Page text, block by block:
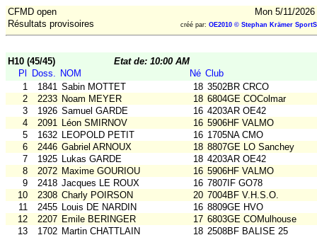
CFMD open
Mon 5/11/
Résultats provisoires
créé par: OE2010 © Stephan Krämer
H10 (45/45)
Etat de: 10:00 AM
Pl
Doss. NOM Né Club
1
1841 Sabin MOTTET 18 3502BR CRCO
2
2233 Noam MEYER 18 6804GE COColmar
3
1926 Samuel GARDE 16 4203AR OE42
4
2091 Léon SMIRNOV 16 5906HF VALMO
5
1632 LEOPOLD PETIT 16 1705NA CMO
6
2446 Gabriel ARNOUX 18 8807GE LO Sanchey
7
1925 Lukas GARDE 18 4203AR OE42
8
2072 Maxime GOURIOU 16 5906HF VALMO
9
2418 Jacques LE ROUX 16 7807IF GO78
10
2308 Charly POIRSON 20 7004BF V.H.S.O.
11
2455 Louis DE NARDIN 16 8809GE HVO
12
2207 Emile BERINGER 17 6803GE COMulhouse
13
1702 Martin CHATTLAIN 18 2508BF BALISE 25